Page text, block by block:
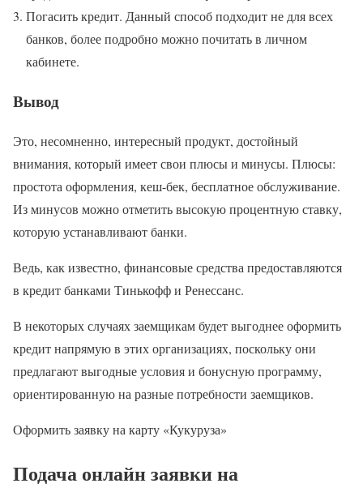
Погасить кредит. Данный способ подходит не для всех
банков, более подробно можно почитать в личном
кабинете.
Вывод
Это, несомненно, интересный продукт, достойный
внимания, который имеет свои плюсы и минусы. Плюсы:
простота оформления, кеш-бек, бесплатное обслуживание.
Из минусов можно отметить высокую процентную ставку,
которую устанавливают банки.
Ведь, как известно, финансовые средства предоставляются
в кредит банками Тинькофф и Ренессанс.
В некоторых случаях заемщикам будет выгоднее оформить
кредит напрямую в этих организациях, поскольку они
предлагают выгодные условия и бонусную программу,
ориентированную на разные потребности заемщиков.
Оформить заявку на карту «Кукуруза»
Подача онлайн заявки на